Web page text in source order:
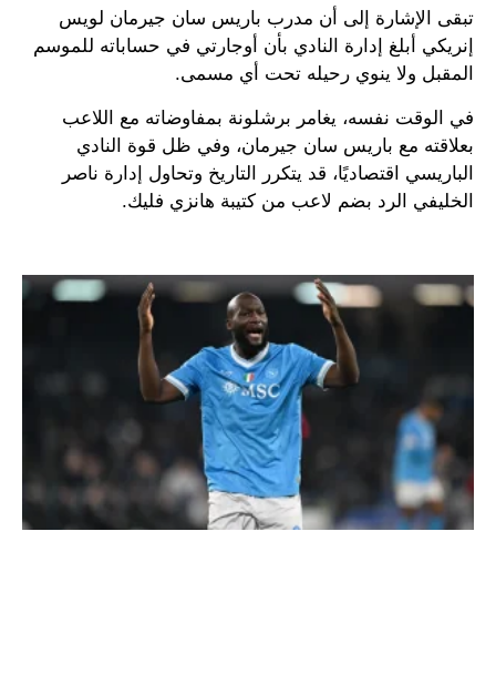
تبقى الإشارة إلى أن مدرب باريس سان جيرمان لويس
إنريكي أبلغ إدارة النادي بأن أوجارتي في حساباته للموسم
المقبل ولا ينوي رحيله تحت أي مسمى.
في الوقت نفسه، يغامر برشلونة بمفاوضاته مع اللاعب
بعلاقته مع باريس سان جيرمان، وفي ظل قوة النادي
الباريسي اقتصاديًا، قد يتكرر التاريخ وتحاول إدارة ناصر
الخليفي الرد بضم لاعب من كتيبة هانزي فليك.